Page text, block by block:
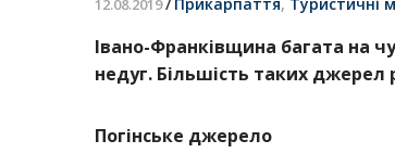
12.08.2019/
Івано-Франківщина багата на
недуг. Більшість таких джерел
Погінське джерело